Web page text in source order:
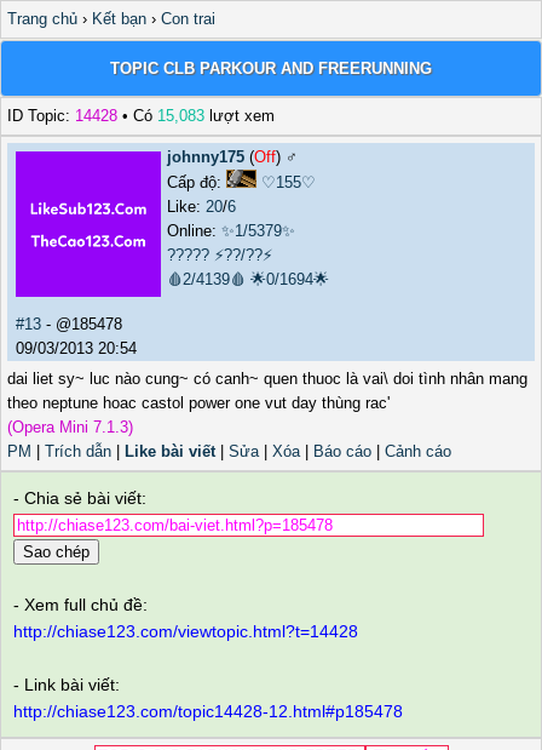
Trang chủ › Kết bạn › Con trai
TOPIC CLB PARKOUR AND FREERUNNING
ID Topic: 14428 • Có 15,083 lượt xem
johnny175 (Off) ♂️
Cấp độ:
♡155♡
Like: 20/6
Online: ✨1/5379✨
????? ⚡??/??⚡
🩸2/4139🩸 🌟0/1694🌟
#13 - @185478
09/03/2013 20:54
dai liet sy~ luc nào cung~ có canh~ quen thuoc là vai\ doi tình nhân mang
theo neptune hoac castol power one vut day thùng rac'
(Opera Mini 7.1.3)
PM
Trích dẫn Like bài viết| Sửa| Xóa| Báo cáo Cảnh cáo
- Chia sẻ bài viết:
Sao chép
- Xem full chủ đề:
http://chiase123.com/viewtopic.html?t=14428
- Link bài viết:
http://chiase123.com/topic14428-12.html#p185478